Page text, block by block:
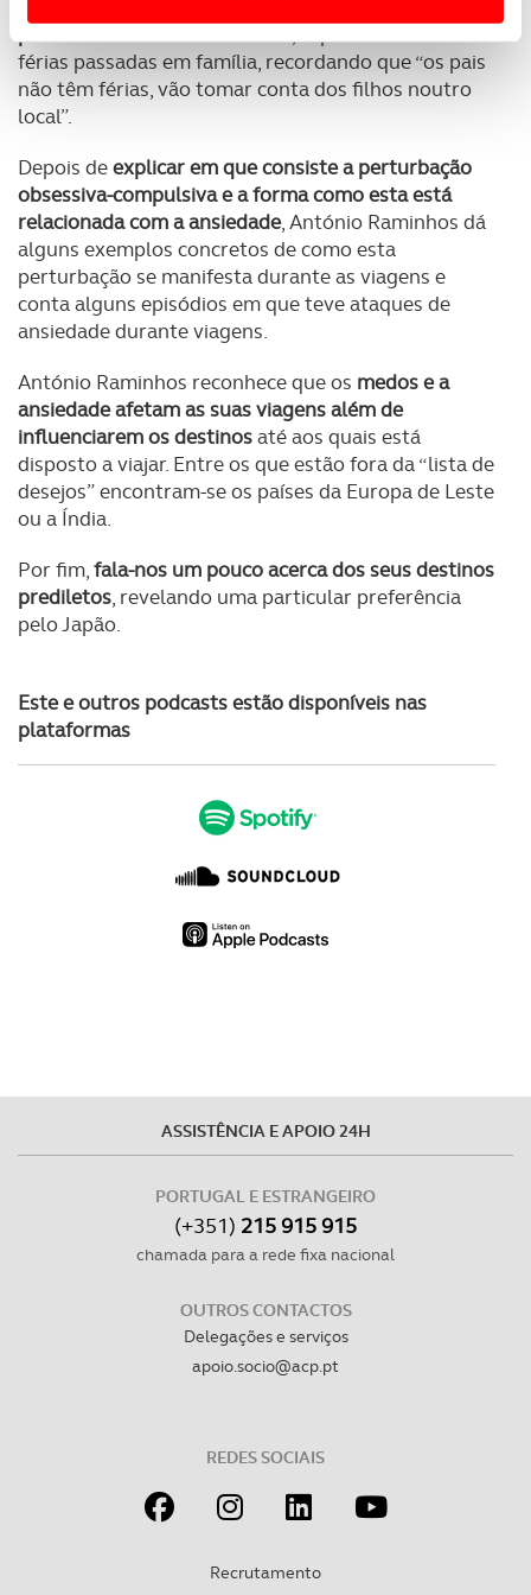
personalizar conteúdos e anúncios, para lhe proporcionar
funcionalidades de redes sociais, bem como para
analisar dados de navegação no nosso website.
Adicionalmente partilhamos informação, relativa à sua
utilização do nosso site de publicidade e de análise, com
parceiros e organizações na UE e em países terceiros.
O ACP garantirá que as transferências internacionais de
dados pessoais serão realizadas apenas com o seu
consentimento e quando tal se afigure estritamente
necessário no contexto dos serviços a prestar.
Realçamos que o bloqueio de certo tipo de Cookies e
tecnologias similares pode ter impacto na sua
experiência de navegação no Website e nos serviços
disponibilizados.
Consulte a política de cookies do site.
logística relacionada com as viagens
férias passadas em família, recordando que “os pais
não têm férias, vão tomar conta dos filhos noutro
local”.
Depois deexplicar em que consiste a perturbação
obsessiva-compulsiva e a forma como esta está
relacionada com a ansiedade, António Raminhos dá
alguns exemplos concretos de como esta
perturbação se manifesta durante as viagens e
conta alguns episódios em que teve ataques de
ansiedade durante viagens.
António Raminhos reconhece que os medos e a
ansiedade afetam as suas viagens além de
influenciarem os destinosaté aos quais está
disposto a viajar. Entre os que estão fora da “lista de
desejos” encontram-se os países da Europa de Leste
ou a Índia.
Por fim,fala-nos um pouco acerca dos seus destinos
prediletos, revelando uma particular preferência
pelo Japão.
Este e outros podcasts estão disponíveis nas
plataformas
ASSISTÊNCIA E APOIO 24H
PORTUGAL E ESTRANGEIRO
(+351) 215 915 915
chamada para a rede fixa nacional
OUTROS CONTACTOS
Delegações e serviços
apoio.socio@acp.pt
REDES SOCIAIS
Recrutamento